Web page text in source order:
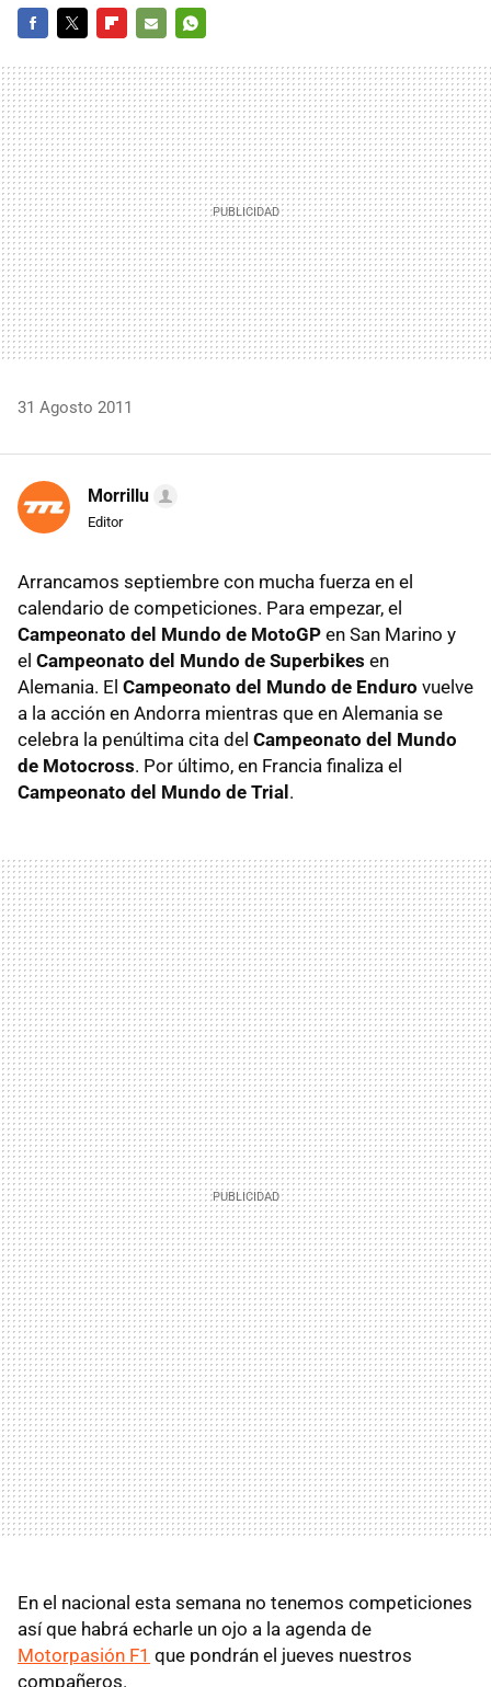
MAIL
31 Agosto 2011
Morrillu
Editor
Arrancamos septiembre con mucha fuerza en el
calendario de competiciones. Para empezar, el
Campeonato del Mundo de MotoGP en San Marino y
el Campeonato del Mundo de Superbikes en
Alemania. El Campeonato del Mundo de Enduro vuelve
a la acción en Andorra mientras que en Alemania se
celebra la penúltima cita del Campeonato del Mundo
de Motocross. Por último, en Francia finaliza el
Campeonato del Mundo de Trial.
En el nacional esta semana no tenemos competiciones
así que habrá echarle un ojo a la agenda de
Motorpasión F1 que pondrán el jueves nuestros
compañeros.